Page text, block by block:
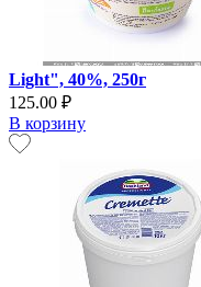
Light", 40%, 250г
125.00 ₽
В корзину